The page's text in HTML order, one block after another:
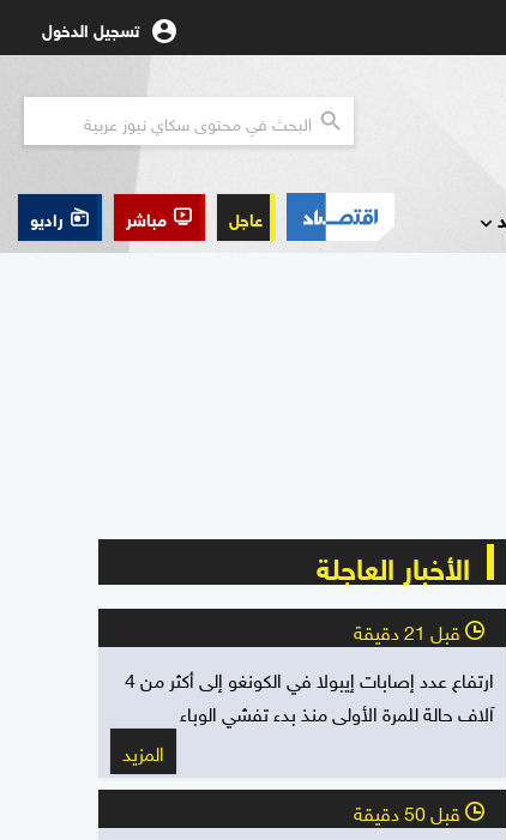
تسجيل الدخول
عاجل مباشر راديو
الأخبار العاجلة
l قبل 21 دقيقة
ارتفاع عدد إصابات إيبولا في الكونغو إلى أكثر من 4
آلاف حالة للمرة الأولى منذ بدء تفشي الوباء
المزيد
l قبل 50 دقيقة